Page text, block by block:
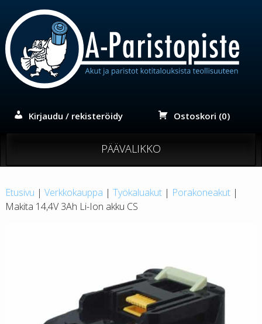
sisältöön
Kirjaudu / rekisteröidy Ostoskori (0)
PÄÄVALIKKO
Etusivu | Verkkokauppa | Työkaluakut| Porakoneakut|
Makita 14,4V 3Ah Li-Ion akku CS